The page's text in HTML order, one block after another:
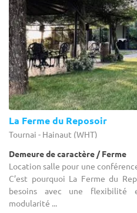
La Ferme du Reposoir
Tournai - Hainaut (WHT)
Demeure de caractère / Ferme
Location salle pour une
C’est pourquoi La Ferme du
besoins avec une flexibilité
modularité ...